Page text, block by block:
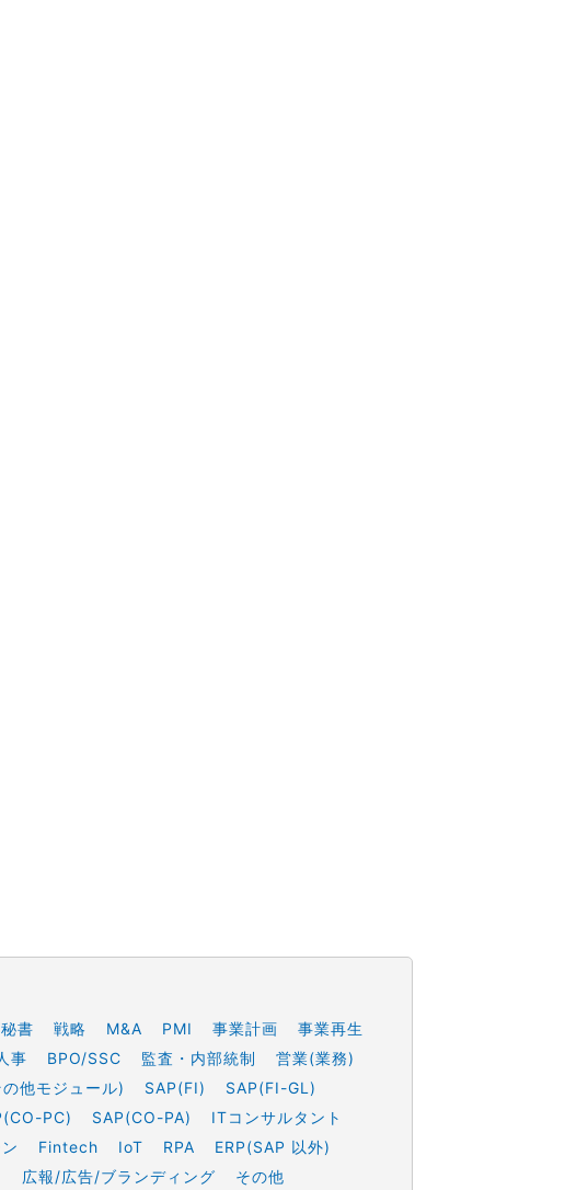
書 戦略 M&A PMI 事業計画
事業再生
事 BPO/SSC 監査・内部統制
営業(業務)
他モジュール) SAP(FI)
SAP(FI-GL)
PC) SAP(CO-PA)
ITコンサルタント
Fintech IoT RPA
ERP(SAP 以外)
広報/広告/ブランディング
その他